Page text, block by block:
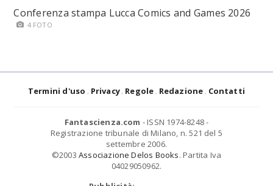
Conferenza stampa Lucca Comics and Games 2026
4 FOTO
Termini d'uso Privacy Regole Redazione Contatti
Fantascienza.com - ISSN 1974-8248 -
Registrazione tribunale di Milano, n. 521 del 5
settembre 2006.
©2003 Associazione Delos Books. Partita Iva
04029050962.